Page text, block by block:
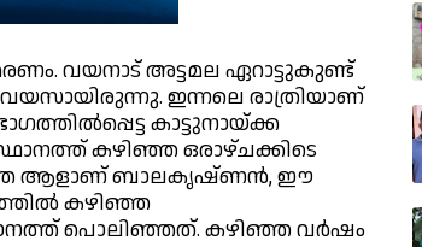
വയനാട് അട്ടമല ഏറാട്ടുകുണ്ട്
ഇന്നലെ രാത്രിയാണ്
കാട്ടുനായ്ക്ക
കഴിഞ്ഞ ഒരാഴ്ചക്കിടെ
ആളാണ് ബാലകൃഷ്ണന്‍, ഈ
കഴിഞ്ഞ
പൊലിഞ്ഞത്. കഴിഞ്ഞ വര്‍ഷം